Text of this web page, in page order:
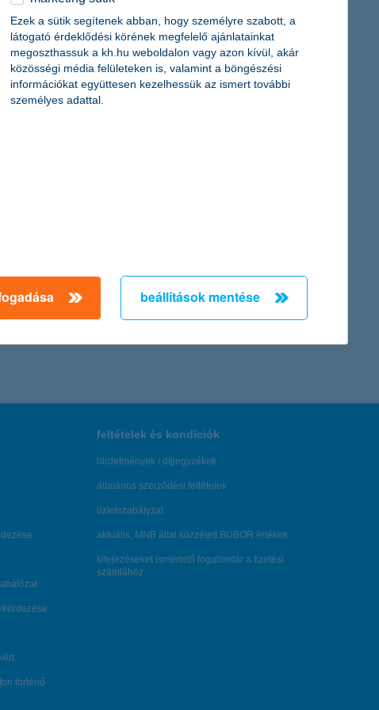
történő
feltételek és kondíciók
hirdetmények / díjjegyzékek
általános szerződési feltételek
üzletszabályzat
aktuális, MNB által közzétett BUBOR értékek
kifejezéseket ismertető fogalomtár a fizetési
számlához
Ezek a sütik segítenek abban, hogy személyre szabott, a
látogató érdeklődési körének megfelelő ajánlatainkat
megoszthassuk a kh.hu weboldalon vagy azon kívül, akár
közösségi média felületeken is, valamint a böngészési
információkat együttesen kezelhessük az ismert további
személyes adattal.
beállítások mentése